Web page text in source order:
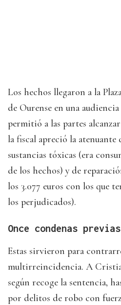
Los hechos llegaron a la
de Ourense en una
permitió a las partes
la fiscal apreció la atenuante
sustancias tóxicas (era
de los hechos) y de
los 3.077 euros con los que
los perjudicados).
Once condenas previas
Estas sirvieron para
multirreincidencia. A
según recoge la sentencia,
por delitos de robo con